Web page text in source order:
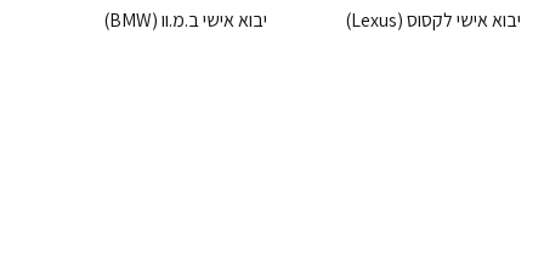
יבוא אישי לקסוס (Lexus) יבוא אישי ב.מ.וו (BMW)